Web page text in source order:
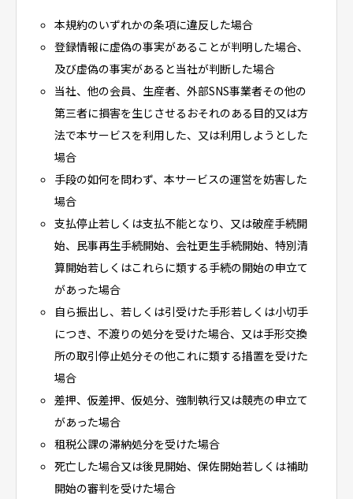
本規約のいずれかの条項に違反した場合
登録情報に虚偽の事実があることが判明した場合、
及び虚偽の事実があると当社が判断した場合
当社、他の会員、生産者、外部SNS事業者その他の
第三者に損害を生じさせるおそれのある目的又は方
法で本サービスを利用した、又は利用しようとした
場合
手段の如何を問わず、本サービスの運営を妨害した
場合
支払停止若しくは支払不能となり、又は破産手続開
始、民事再生手続開始、会社更生手続開始、特別清
算開始若しくはこれらに類する手続の開始の申立て
があった場合
自ら振出し、若しくは引受けた手形若しくは小切手
につき、不渡りの処分を受けた場合、又は手形交換
所の取引停止処分その他これに類する措置を受けた
場合
差押、仮差押、仮処分、強制執行又は競売の申立て
があった場合
租税公課の滞納処分を受けた場合
死亡した場合又は後見開始、保佐開始若しくは補助
開始の審判を受けた場合